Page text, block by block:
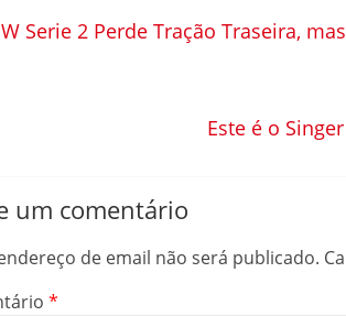
Serie 2 Perde Tração Traseira,
Este é o
um comentário
de email não será publicado.
*